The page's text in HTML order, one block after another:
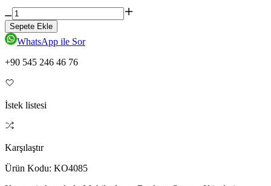
Sepete Ekle
WhatsApp ile Sor
+90 545 246 46 76
İstek listesi
Karşılaştır
Ürün Kodu: KO4085